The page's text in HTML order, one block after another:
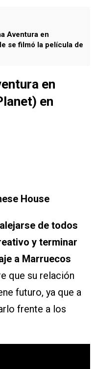
Aventura en
se filmó la película de
en
en
House
de todos
y terminar
a Marruecos
que su relación
futuro, ya que a
frente a los